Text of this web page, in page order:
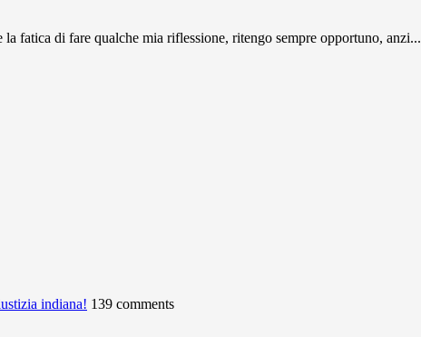
fatica di fare qualche mia riflessione, ritengo sempre opportuno, anzi...
indiana! 139 comments